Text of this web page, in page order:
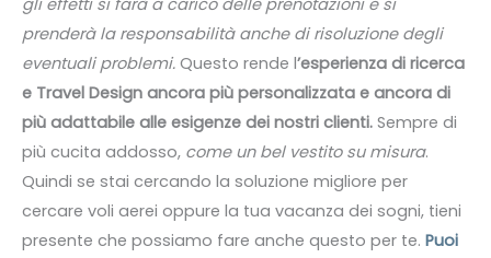
gli effetti si farà a carico delle prenotazioni e si
prenderà la responsabilità anche di risoluzione degli
eventuali problemi. Questo rende l’esperienza di ricerca
e Travel Design ancora più personalizzata e ancora di
più adattabile alle esigenze dei nostri clienti. Sempre di
più cucita addosso, come un bel vestito su misura.
Quindi se stai cercando la soluzione migliore per
cercare voli aerei oppure la tua vacanza dei sogni, tieni
presente che possiamo fare anche questo per te. Puoi